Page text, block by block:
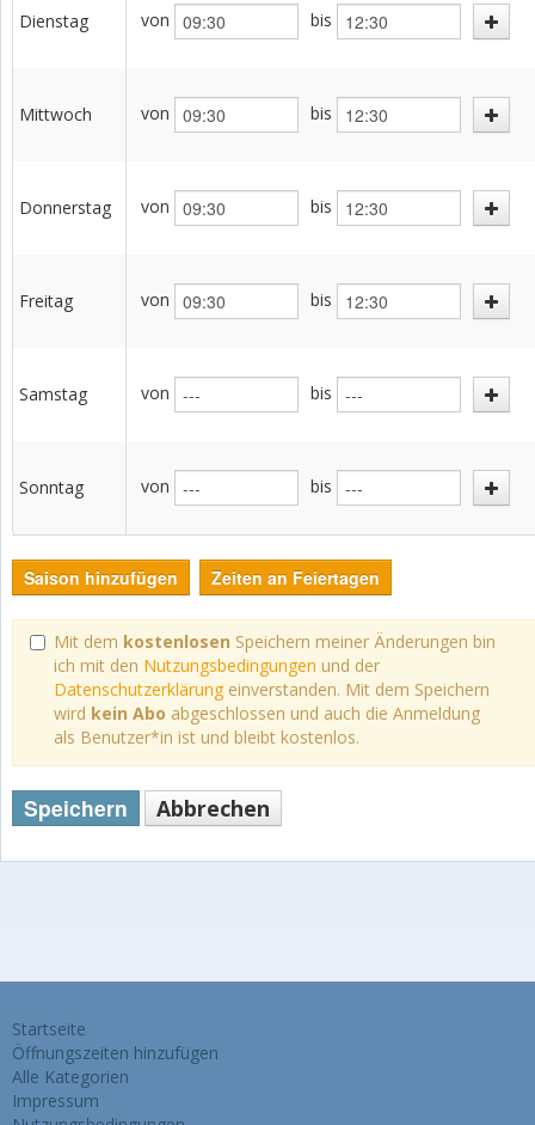
Dienstag von bis
Mittwoch von bis
Donnerstag von bis
Freitag von bis
Samstag von bis
Sonntag von bis
Saison hinzufügen Zeiten an Feiertagen
Mit dem kostenlosen Speichern meiner Änderungen bin
ich mit den Nutzungsbedingungen und der
Datenschutzerklärungeinverstanden. Mit dem Speichern
wird kein Abo abgeschlossen und auch die Anmeldung
als Benutzer*in ist und bleibt kostenlos.
Speichern Abbrechen
Startseite
Öffnungszeiten hinzufügen
Alle Kategorien
Impressum